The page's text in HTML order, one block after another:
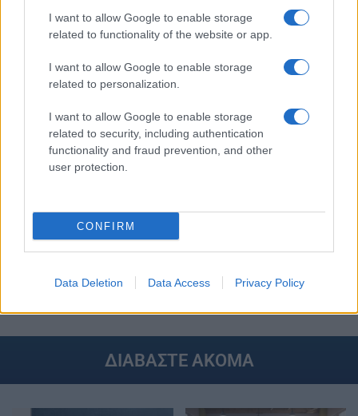
I want to allow Google to enable storage
related to functionality of the website or app.
I want to allow Google to enable storage
related to personalization.
I want to allow Google to enable storage
related to security, including authentication
functionality and fraud prevention, and other
user protection.
CONFIRM
Data Deletion Data Access Privacy Policy
Ακολουθείστε το iPaideia.gr στο Google News
Ειδήσεις
στοiPaideia.gr
Στην Κατηγορία:ΠΑΙΔΕΙΑ
ΔΗΜΟΤΙΚΟ ΔΙΑΣΤΗΜΑ ΜΑΘΗΤΕΣ
ΔΙΑΒΑΣΤΕ ΑΚΟΜΑ